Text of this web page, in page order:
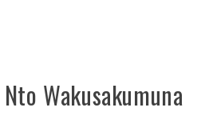
Wakusakumuna